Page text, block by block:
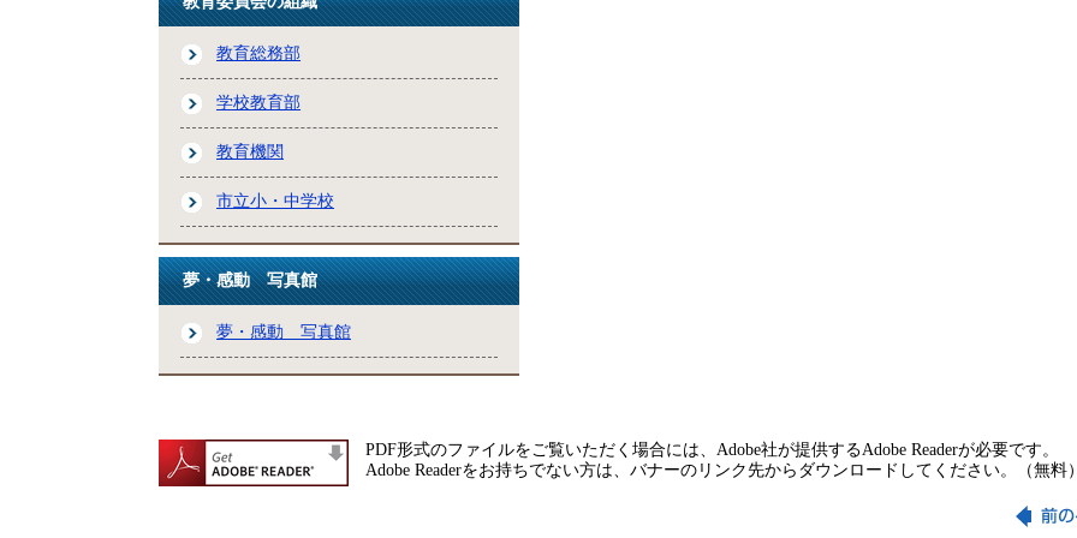
教育総務部
学校教育部
教育機関
市立小・中学校
夢・感動 写真館
夢・感動 写真館
PDF形式のファイルをご覧いただく場合には、Adobe社が提供するAdobe Readerが必要です。
Adobe Readerをお持ちでない方は、バナーのリンク先からダウンロードしてください。（無料